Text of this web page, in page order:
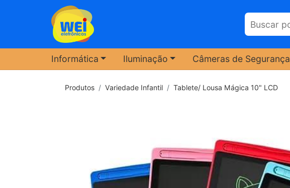
Informática Iluminação Câmeras de Segurança
Produtos Variedade Infantil Tablete/ Lousa Mágica 10" LCD